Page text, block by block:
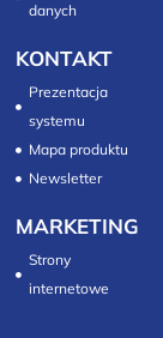
danych
KONTAKT
Prezentacja
systemu
Mapa produktu
Newsletter
MARKETING
Strony
internetowe